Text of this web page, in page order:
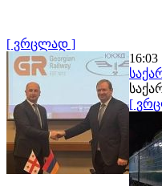
[ ვრცლად ]
16:03
[